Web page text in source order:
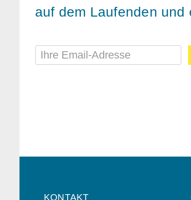
auf dem Laufenden und
KONTAKT